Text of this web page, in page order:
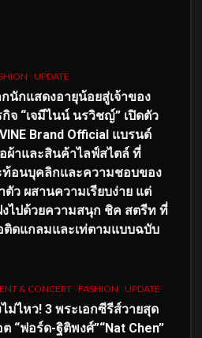
UPDATE
นักแสดงอายุน้อยสู่เจ้าของ
กิจ “เจมีไนน์ นรวิชญ์” เปิดตัว
Brand Official แบรนด์
อผ้าและสินค้าไลฟ์สไตล์ ที่
ท้อนบุคลิกและความชอบของ
ตัว ผสานความเรียบง่าย แต่
งไปด้วยความสนุก ชิค สตรีท ที่
ติดแกลมและเท่ตามแบบฉบับ
& CONCERT FASHION UPDATE
ไม่ไหว! 3 พระเอกซีรีส์วายสุด
“ฟอร์ด-ฐิติพงศ์”“Nat Chen”